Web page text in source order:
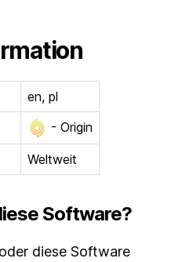
en, pl
- Origin
Weltweit
Software?
diese Software